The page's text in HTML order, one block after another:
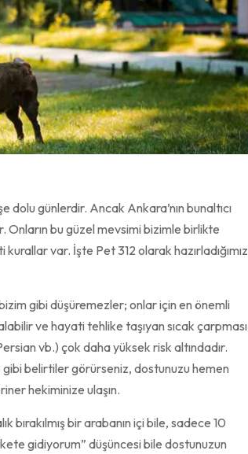
günlerdir. Ancak Ankara’nın bunaltıcı
Onların bu güzel mevsimi bizimle birlikte
var. İşte Pet 312 olarak hazırladığımız
bizim gibi düşüremezler; onlar için en önemli
ve hayati tehlike taşıyan sıcak çarpması
vb.) çok daha yüksek risk altındadır.
gibi belirtiler görürseniz, dostunuzu hemen
hekiminize ulaşın.
bırakılmış bir arabanın içi bile, sadece 10
gidiyorum” düşüncesi bile dostunuzun